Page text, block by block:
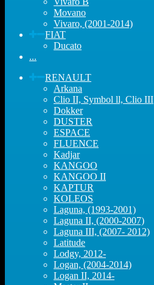
Movano
Vivaro, (2001-2014)
FIAT
Ducato
...
RENAULT
Arkana
Clio II, Symbol ll, Clio III
Dokker
DUSTER
ESPACE
FLUENCE
Kadjar
KANGOO
KANGOO II
KAPTUR
KOLEOS
Laguna, (1993-2001)
Laguna II, (2000-2007)
Laguna III, (2007- 2012)
Latitude
Lodgy, 2012-
Logan, (2004-2014)
Logan II, 2014-